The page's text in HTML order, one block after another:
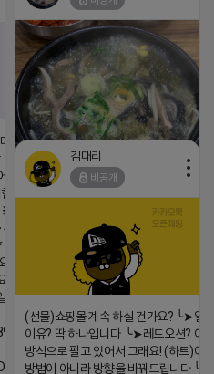
https://m.blog.naver.com/
2026-04-18 17:23
장과, 프
맛집 10
탕에서
메뉴※
모집기
26 사
체험단
일※ 모
12 ~
이내 ※
김대리
비공개
(선물)쇼핑몰 계속 하실 건가요? ╰➤열
이유? 딱 하나입니다. ╰➤레드오션? 아
방식으로 팔고 있어서 그래요! (하트)이
방법이 아니라 방향을 바꿔드립니다